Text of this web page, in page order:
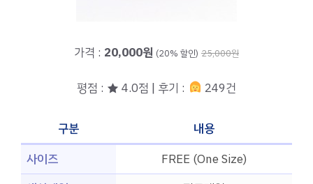
가격 : 20,000원 (20% 할인) 25,000원
평점 : ★ 4.0점 | 후기 : 249건
구분
내용
사이즈
FREE (One Size)